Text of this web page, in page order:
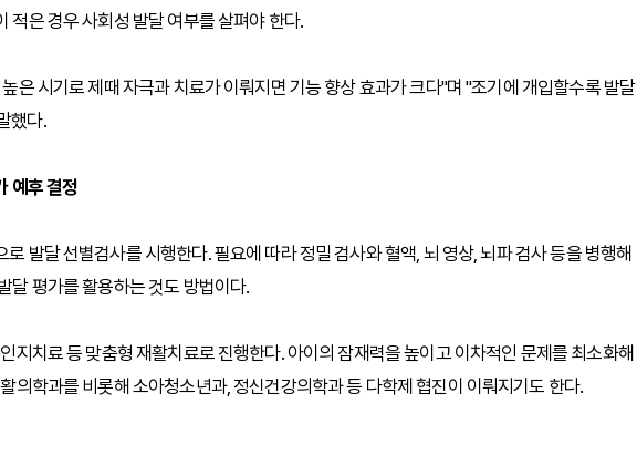
적은 경우 사회성 발달 여부를 살펴야 한다.
은 시기로 제때 자극과 치료가 이뤄지면 기능 향상 효과가 크다"며 "조기에 개입할수록 발달
했다.
예후 결정
발달 선별검사를 시행한다. 필요에 따라 정밀 검사와 혈액, 뇌 영상, 뇌파 검사 등을 병행해
달 평가를 활용하는 것도 방법이다.
지치료 등 맞춤형 재활치료로 진행한다. 아이의 잠재력을 높이고 이차적인 문제를 최소화해
의학과를 비롯해 소아청소년과, 정신건강의학과 등 다학제 협진이 이뤄지기도 한다.